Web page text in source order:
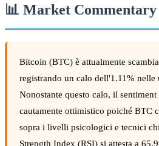
📊 Market Commentary
Bitcoin (BTC) è attualmente
registrando un calo dell'1.11% nelle
Nonostante questo calo, il
cautamente ottimistico poiché BTC
sopra i livelli psicologici e tecnici
Strength Index (RSI) si attesta a